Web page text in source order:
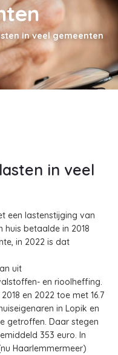
in veel gemeenten
in veel
een lastenstijging van
huis betaalde in 2018
in 2022 is dat
uit
en rioolheffing.
en 2022 toe met 16.7
in Lopik en
getroffen. Daar stegen
353 euro. In
Haarlemmermeer)